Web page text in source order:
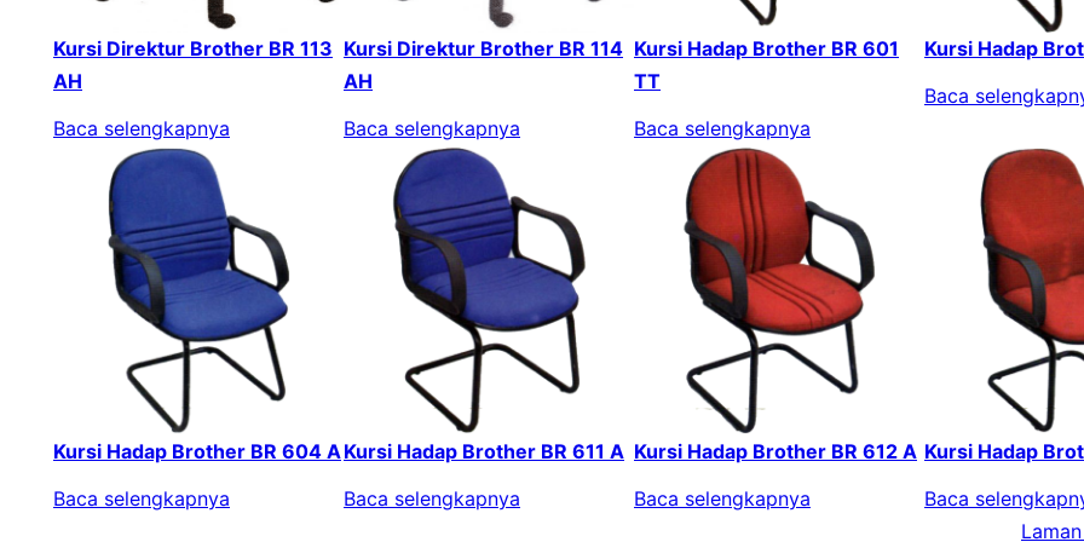
Kursi Direktur Brother BR 113
AH
Baca selengkapnya
Kursi Direktur Brother BR 114
AH
Baca selengkapnya
Kursi Hadap Brother BR 601
TT
Baca selengkapnya
Kursi Hadap
Baca
Kursi Hadap Brother BR 604 A
Baca selengkapnya
Kursi Hadap Brother BR 611 A
Baca selengkapnya
Kursi Hadap Brother BR 612 A
Baca selengkapnya
Kursi Hadap
Baca